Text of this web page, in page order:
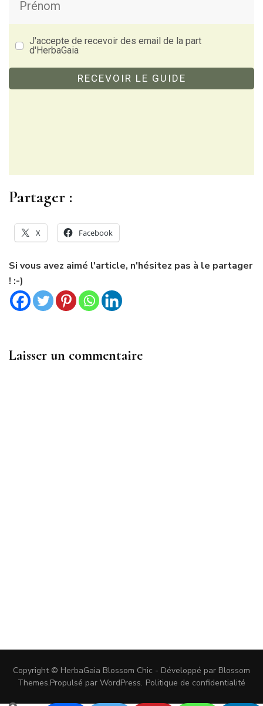
J'accepte de recevoir des email de la part
d'HerbaGaia
RECEVOIR LE GUIDE
Partager :
X Facebook
Si vous avez aimé l'article, n'hésitez pas à le partager
! :-)
Laisser un commentaire
Copyright © HerbaGaia Blossom Chic - Développé par Blossom
Themes.Propulsé par WordPress. Politique de confidentialité